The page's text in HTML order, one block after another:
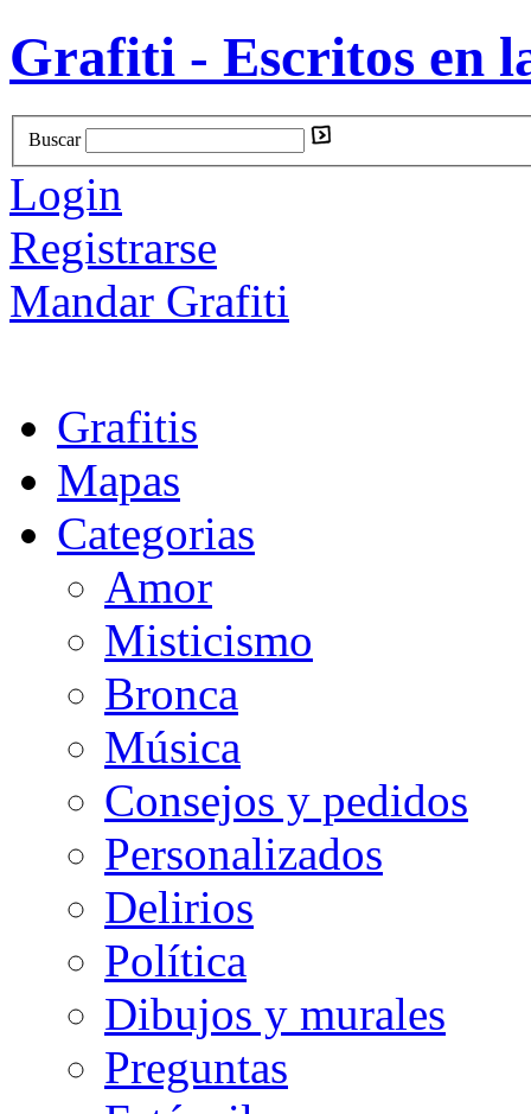
Grafiti - Escritos en
Buscar
Login
Registrarse
Mandar Grafiti
Grafitis
Mapas
Categorias
Amor
Misticismo
Bronca
Música
Consejos y pedidos
Personalizados
Delirios
Política
Dibujos y murales
Preguntas